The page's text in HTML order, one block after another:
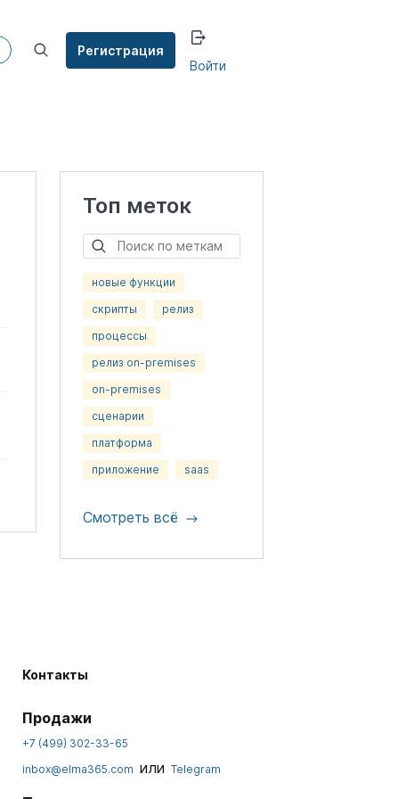
Регистрация
Войти
Топ меток
новые функции
скрипты
релиз
процессы
релиз on-premises
on-premises
сценарии
платформа
приложение
saas
Смотреть всё
Контакты
Продажи
+7 (499) 302-33-65
inbox@elma365.com или Telegram